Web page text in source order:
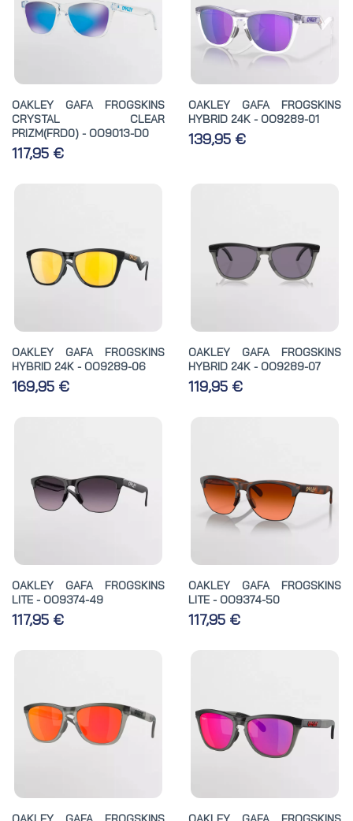
OAKLEY GAFA FROGSKINS
CRYSTAL CLEAR
PRIZM(FRD0) - OO9013-D0
117,95 €
OAKLEY GAFA FROGSKINS
HYBRID 24K - OO9289-01
139,95 €
OAKLEY GAFA FROGSKINS
HYBRID 24K - OO9289-06
169,95 €
OAKLEY GAFA FROGSKINS
HYBRID 24K - OO9289-07
119,95 €
OAKLEY GAFA FROGSKINS
LITE - OO9374-49
117,95 €
OAKLEY GAFA FROGSKINS
LITE - OO9374-50
117,95 €